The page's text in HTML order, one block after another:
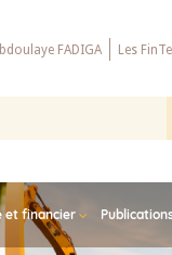
FADIGA Les
et financier